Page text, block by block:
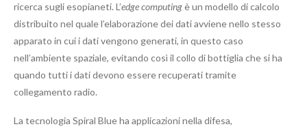
ricerca sugli esopianeti. L’edge computingè un modello di calcolo
distribuito nel quale l’elaborazione dei dati avviene nello stesso
apparato in cui i dati vengono generati, in questo caso
nell’ambiente spaziale, evitando così il collo di bottiglia che si ha
quando tutti i dati devono essere recuperati tramite
collegamento radio.
La tecnologia Spiral Blue ha applicazioni nella difesa,